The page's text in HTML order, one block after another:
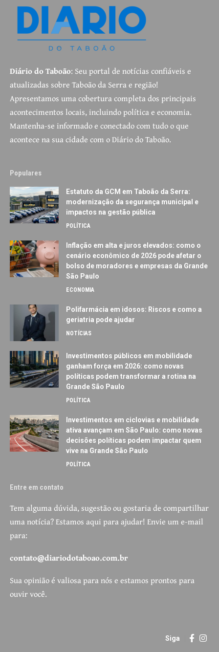
Diário do Taboão: Seu portal de notícias confiáveis e
atualizadas sobre Taboão da Serra e região!
Apresentamos uma cobertura completa dos principais
acontecimentos locais, incluindo política e economia.
Mantenha-se informado e conectado com tudo o que
acontece na sua cidade com o Diário do Taboão.
Populares
Estatuto da GCM em Taboão da Serra:
modernização da segurança municipal e
impactos na gestão pública
POLÍTICA
Inflação em alta e juros elevados: como o
cenário econômico de 2026 pode afetar o
bolso de moradores e empresas da Grande
São Paulo
ECONOMIA
Polifarmácia em idosos: Riscos e como a
geriatria pode ajudar
NOTÍCIAS
Investimentos públicos em mobilidade
ganham força em 2026: como novas
políticas podem transformar a rotina na
Grande São Paulo
POLÍTICA
Investimentos em ciclovias e mobilidade
ativa avançam em São Paulo: como novas
decisões políticas podem impactar quem
vive na Grande São Paulo
POLÍTICA
Entre em contato
Tem alguma dúvida, sugestão ou gostaria de compartilhar
uma notícia? Estamos aqui para ajudar! Envie um e-mail
para:
contato@diariodotaboao.com.br
Sua opinião é valiosa para nós e estamos prontos para
ouvir você.
Siga